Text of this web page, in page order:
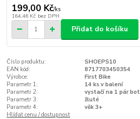
199,00 Kč/ks
164,46 Kč bez DPH
Přidat do košíku
Číslo produktu:
SHOEPS10
EAN kód:
8717703450354
Výrobce:
First Bike
Parametr 1:
14 ks v balení
Parametr 2:
vystačí na 1 pár bot
Parametr 3:
žluté
Parametr 4:
věk 3+
Hlídat cenu / dostupnost